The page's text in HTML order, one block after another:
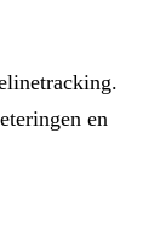
en